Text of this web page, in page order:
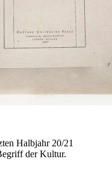
Halbjahr 20/21
der Kultur.